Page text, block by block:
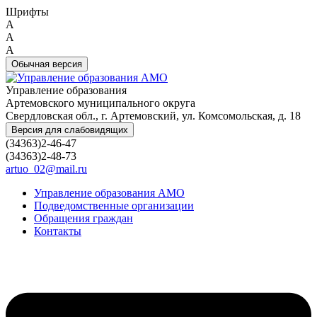
Шрифты
A
A
A
Обычная версия
Управление образования
Артемовского муниципального округа
Свердловская обл., г. Артемовский, ул. Комсомольская, д. 18
Версия для слабовидящих
(34363)2-46-47
(34363)2-48-73
artuo_02@mail.ru
Управление образования АМО
Подведомственные организации
Обращения граждан
Контакты